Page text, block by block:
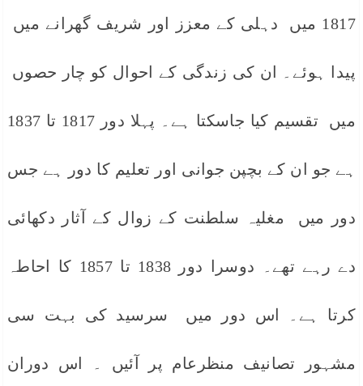
1817 میں دہلی کے معزز اور شریف گھرانے میں
پیدا ہوئے۔ ان کی زندگی کے احوال کو چار حصوں
میں تقسیم کیا جاسکتا ہے۔ پہلا دور 1817 تا 1837
ہے جو ان کے بچپن جوانی اور تعلیم کا دور ہے جس
دور میں مغلیہ سلطنت کے زوال کے آثار دکھائی
دے رہے تھے۔ دوسرا دور 1838 تا 1857 کا احاطہ
کرتا ہے۔ اس دور میں سرسید کی بہت سی
مشہور تصانیف منظرعام پر آئیں ۔ اس دوران